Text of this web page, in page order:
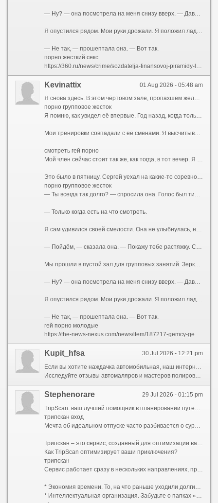
— Ну? — она посмотрела на меня снизу вверх. — Давай. Тянись.
Я опустился рядом. Мои руки дрожали. Я положил ладони ей на плечи, нажал — она подалась вперёд, и её дыхание коснулось моего лица.
— Не так, — прошептала она. — Вот так.
порно жесткий секс
https://360.ru/news/crime/sozdatelja-finansovoj-piramidy-life-is-good-objavili-v-rozysk/
01 Aug 2026 - 05:48 am
Kevinattix
Я снова здесь. В этом чёртовом зале, пропахшем железом и чужим потом. Мои руки машинально тянут рукоятку тренажёра, мышцы ноют привычной болью, а мысли — мысли совсем не о спорте. Я смотрю на неё. Она сидит за стойкой ресепшена, перебирает бумаги, изредка поднимает глаза и улыбается входящим. Вежливо, дежурно. Но когда наши взгляды пересекаются, в её зрачках вспыхивает что-то совсем иное — тёмное, спрятанное под маской скучающей администраторши. Жена тренера. Катя.
порно групповое жесток
Я помню, как увидел её впервые. Год назад, когда только купил абонемент. Сергей, мой тренер, здоровенный мужик с бычьей шеей и вечно красным лицом, орал на меня за неправильную технику приседа. Она подошла, подала ему бутылку воды, мельком глянула на меня — и ушла. Ничего особенного. Обычная женщина, фигуристая, с тяжёлой грудью, которую она прятала под бесформенными футболками, с длинными тёмными волосами. Но было в ней что-то такое... Приручённое. Так дикий зверь, посаженный в клетку, сохраняет грацию движений, но теряет блеск в глазах. Она была красива той красотой, которую уже не замечает муж. Я стал замечать.
Мои тренировки совпадали с её сменами. Я высчитывал дни, когда она будет за стойкой. Сергей, ничего не подозревая, продолжал орать на меня, хлопать по плечу своей лапищей, рассказывать про «базу» и «сушку», а я думал только о том, как она поправляет волосы, как облизывает губы, когда задумывается, как наклоняется над стойкой, открывая взгляду ложбинку груди. Я представлял, какая она там, под одеждой. Представлял её запах. Не дезодорант и духи, а её, настоящий, — той женщины, которая спит с Сергеем, но не любит его. Я был уверен, что не любит. По тому, как она отстранялась, когда он мимоходом хлопал её по заднице. По тому, как она вздрагивала, когда он повышал голос.
смотреть гей порно
Мой член сейчас стоит так же, как тогда, в тот вечер. Я сижу на скамье для жима, а перед глазами — не чёртово железо, а тот момент, когда всё началось.
Это было в пятницу. Сергей уехал на какие-то соревнования в область — то ли судить, то ли выступать, я так и не понял. Зал закрывался рано. Я задержался, доделывал подход, когда услышал её шаги. Она подошла, облокотилась на тренажёр рядом.
порно групповое жесток
— Ты всегда так долго? — спросила она. Голос был тихий, без обычной дежурной бодрости.
— Только когда есть на что смотреть.
Я сам удивился своей смелости. Она не улыбнулась, не отвела глаза. Просто смотрела на меня так, словно что-то решала. В воздухе между нами повисло напряжение. Я чувствовал запах её тела — она была после душа, но сквозь гель для душа пробивался её собственный аромат.
— Пойдём, — сказала она. — Покажу тебе растяжку. Сергей говорил, у тебя с этим проблемы.
Мы прошли в пустой зал для групповых занятий. Зеркала во всю стену. Маты на полу. Она закрыла дверь на щеколду — просто, буднично, словно делала это сто раз. Я стоял как дурак, не зная, куда девать руки. А она села на мат, развела ноги в шпагат — легко, профессионально, как умеют только гимнастки и танцовщицы. Футболка натянулась на груди, обрисовав соски. Она была без лифчика.
— Ну? — она посмотрела на меня снизу вверх. — Давай. Тянись.
Я опустился рядом. Мои руки дрожали. Я положил ладони ей на плечи, нажал — она подалась вперёд, и её дыхание коснулось моего лица.
— Не так, — прошептала она. — Вот так.
гей порно молодые
https://the-news-nexus.com/news/item/187217-gemcy-gem-cy-novaya-piramida-vasilenko
30 Jul 2026 - 12:21 pm
Kupit_hfsa
Если вы хотите наждачка автомобильная, наш интернет магазин предлагает большой выбор и выгодные цены.
Исследуйте отзывы автомаляров и мастеров полировки, чтобы удостовериться в качестве продукции.
29 Jul 2026 - 01:15 pm
Stephenorare
трипскан вход
Мечта об идеальном отпуске часто разбивается о суровую реальность подготовки. Поиск билетов, сравнение сотен отелей, попытки уместить все достопримечательности в плотный график и страх забыть дома важную бронь — рутина способна поглотить всю радость предвкушения задолго до вылета. Путешествие должно наполнять энергией, а не отнимать ее на этапе организации.
Трипскан – это сервис, созданный для оптимизации ваших путешествий. Это интеллектуальный цифровой компаньон, который берет на себя самую сложную и скучную часть работы, оставляя вам чистое удовольствие от предвкушения поездки.
Как TripScan оптимизирует ваши приключения?
трипскан
Сервис работает сразу в нескольких направлениях, превращая хаос планирования в четкую и прозрачную систему:
* Экономия времени. То, на что раньше уходили долгие вечера с ноутбуком, теперь занимает считанные минуты. Умные алгоритмы анализируют ваши пожелания и предлагают готовые варианты логистических связок, избавляя от необходимости вручную состыковывать время прилета с заселением в отель или искать билеты между соседними городами.
* Интеллектуальная организация. Забудьте о папках «Входящие», заваленных письмами от авиакомпаний, и заметках в телефоне. TripScan собирает все подтверждения бронирований, электронные билеты, ваучеры и страховые полисы в единую цифровую карту поездки. Нужная информация всегда под рукой — как онлайн, так и офлайн.